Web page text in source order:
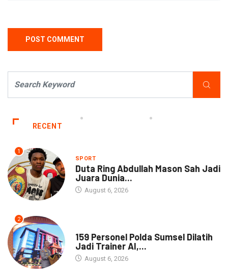
RECENT
1
SPORT
Duta Ring Abdullah Mason Sah Jadi
Juara Dunia...
August 6, 2026
2
159 Personel Polda Sumsel Dilatih
Jadi Trainer AI,...
August 6, 2026